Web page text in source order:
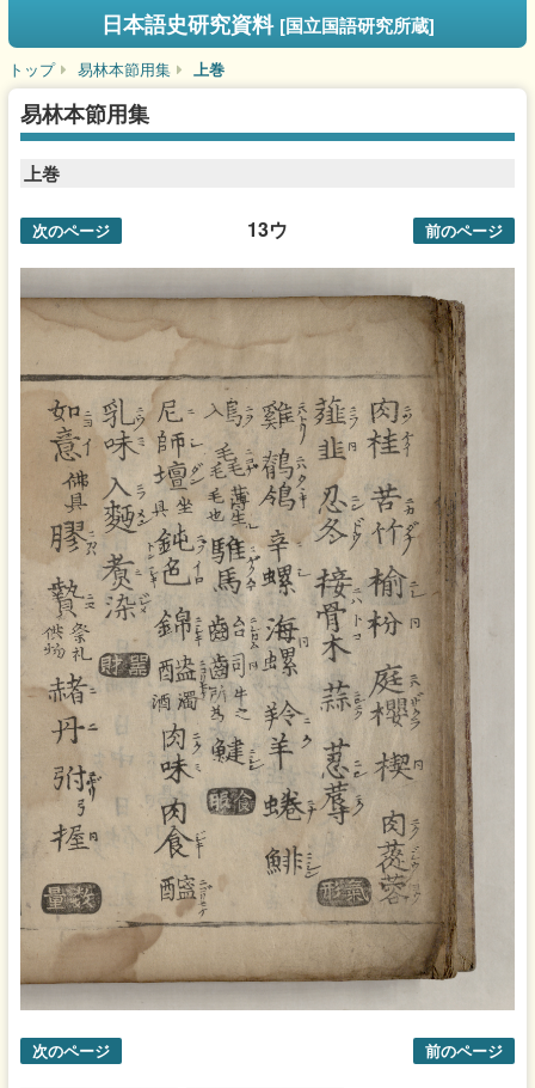
日本語史研究資料 [国立国語研究所蔵]
トップ 易林本節用集 上巻
易林本節用集
上巻
13ウ
次のページ 前のページ
次のページ 前のページ